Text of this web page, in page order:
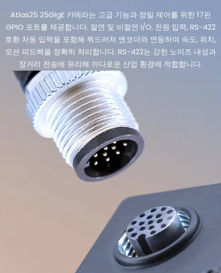
Atlas25 25GigE 카메라는 고급 기능과 정밀 제어를 위한 17핀
GPIO 포트를 제공합니다. 절연 및 비절연 I/O, 전원 입력, RS-422
호환 차동 입력을 포함해 쿼드러처 엔코더와 연동하여 속도, 위치,
모션 피드백을 정확히 처리합니다. RS-422는 강한 노이즈 내성과
장거리 전송에 유리해 까다로운 산업 환경에 적합합니다.